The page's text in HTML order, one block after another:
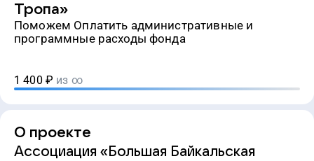
Тропа»
Поможем Оплатить административные и
программные расходы фонда
1 400 ₽ из ∞
О проекте
Ассоциация «Большая Байкальская